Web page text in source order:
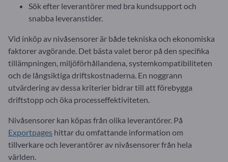
Sök efter leverantörer med bra kundsupport och
snabba leveranstider.
Vid inköp av nivåsensorer är både tekniska och ekonomiska
faktorer avgörande. Det bästa valet beror på den specifika
tillämpningen, miljöförhållandena, systemkompatibiliteten
och de långsiktiga driftskostnaderna. En noggrann
utvärdering av dessa kriterier bidrar till att förebygga
driftstopp och öka processeffektiviteten.
Nivåsensorer kan köpas från olika leverantörer. På
Exportpages hittar du omfattande information om
tillverkare och leverantörer av nivåsensorer från hela
världen.